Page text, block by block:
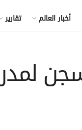
أخبار العالم تقارير
سنة